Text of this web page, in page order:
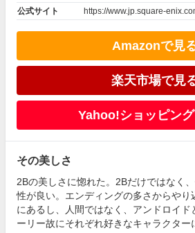
公式サイト
https://www.jp.square-
Amazonで見
楽天市場で見
Yahoo!ショッピン
その美しさ
2Bの美しさに惚れた。2Bだけではなく
性が良い。エンディングの多さからやり
にあるし、人間ではなく、アンドロイド
ーリー故にそれぞれ好きなキャラクター